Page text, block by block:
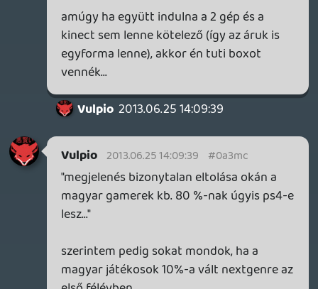
lesz....kevesen lesznek akik a nextgen
beszerzést azért tolják ki egy évvel, mert
meg akarják várni a forza 5-öt....külföldről
behozott box1-el, külföldi accounttal meg
még mindig nem érzem biztonságosnak az
itthoni használatot....akármit is jelent be az
MS azt nem a kelet európai közönségnek
szánják....indokolás pedig még mindig
nincs, miért várnak a kelet európai
megjelenéssel, miért vesznek egy kalap alá
pl: Afrikával.... a net sávszélesség ugye már
nem lehet ok, mert az már jobb nálunk
mint Angliában, és ezt az MS mérte fel a
360-eas live hivatalos magyar bevezetése
alőtt...akkor meg miért bánnak velünk
másodlagos fogyasztóként ?? én eddig
kommunikáció és viselkedés elszomorít és